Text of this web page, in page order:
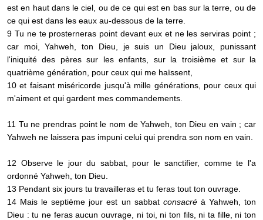
est en haut dans le ciel, ou de ce qui est en bas sur la terre, ou de
ce qui est dans les eaux au-dessous de la terre.
9 Tu ne te prosterneras point devant eux et ne les serviras point ;
car moi, Yahweh, ton Dieu, je suis un Dieu jaloux, punissant
l'iniquité des pères sur les enfants, sur la troisième et sur la
quatrième génération, pour ceux qui me haïssent,
10 et faisant miséricorde jusqu'à mille générations, pour ceux qui
m'aiment et qui gardent mes commandements.
11 Tu ne prendras point le nom de Yahweh, ton Dieu en vain ; car
Yahweh ne laissera pas impuni celui qui prendra son nom en vain.
12 Observe le jour du sabbat, pour le sanctifier, comme te l'a
ordonné Yahweh, ton Dieu.
13 Pendant six jours tu travailleras et tu feras tout ton ouvrage.
14 Mais le septième jour est un sabbat consacréà Yahweh, ton
Dieu : tu ne feras aucun ouvrage, ni toi, ni ton fils, ni ta fille, ni ton